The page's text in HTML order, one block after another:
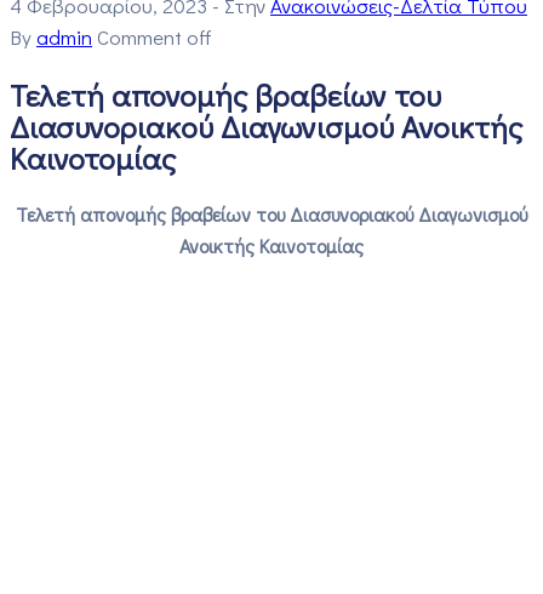
Byadmin Comment off
Τελετή απονομής βραβείων του
Διασυνοριακού Διαγωνισμού Ανοικτής
Καινοτομίας
Τελετή απονομής βραβείων του Διασυνοριακού Διαγωνισμού
Ανοικτής Καινοτομίας